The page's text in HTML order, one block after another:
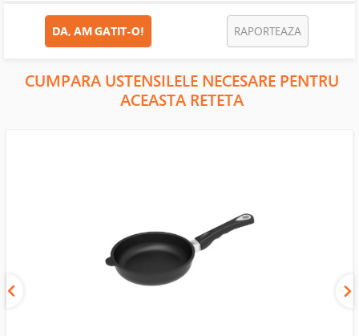
DA, AM GATIT-O! RAPORTEAZA
CUMPARA USTENSILELE NECESARE PENTRU
ACEASTA RETETA